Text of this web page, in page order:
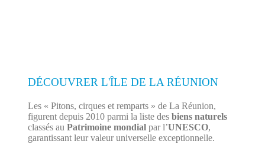
DÉCOUVRER L'ÎLE DE LA RÉUNION
Les « Pitons, cirques et remparts » de La Réunion,
figurent depuis 2010 parmi la liste des biens naturels
classés au Patrimoine mondialpar l’UNESCO,
garantissant leur valeur universelle exceptionnelle.